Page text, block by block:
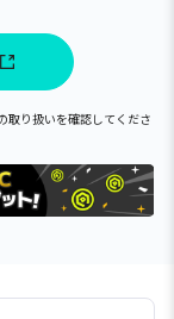
取り扱いを確認してくださ